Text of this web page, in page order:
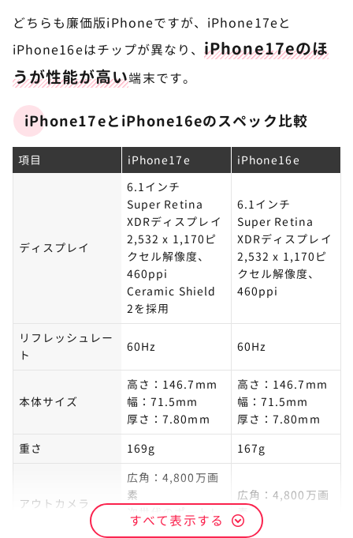
どちらも廉価版iPhoneですが、iPhone17eと
iPhone16eはチップが異なり、iPhone17eのほ
うが性能が高い端末です。
iPhone17eとiPhone16eのスペック比較
項目 iPhone17e iPhone16e
ディスプレイ
6.1インチ
Super Retina
XDRディスプレイ
2,532 x 1,170ピ
クセル解像度、
460ppi
Ceramic Shield
2を採用
6.1インチ
Super Retina
XDRディスプレイ
2,532 x 1,170ピ
クセル解像度、
460ppi
リフレッシュレー
ト
60Hz 60Hz
本体サイズ
高さ：146.7mm
幅：71.5mm
厚さ：7.80mm
高さ：146.7mm
幅：71.5mm
厚さ：7.80mm
重さ
169g 167g
アウトカメラ
広角：4,800万画
素
次世代のポートレ
ート
広角：4,800万画
素
すべて表示する